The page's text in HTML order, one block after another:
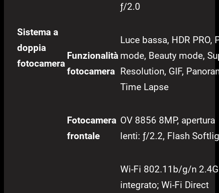
Sistema a
doppia
fotocamera
ƒ/2.0
Funzionalità
fotocamera
Luce bassa, HDR PRO,
mode, Beauty mode,
Resolution, GIF,
Time Lapse
Fotocamera
frontale
OV 8856 8MP, apertura
lenti: ƒ/2.2, Flash
Wi-Fi 802.11b/g/n
integrato; Wi-Fi Direct